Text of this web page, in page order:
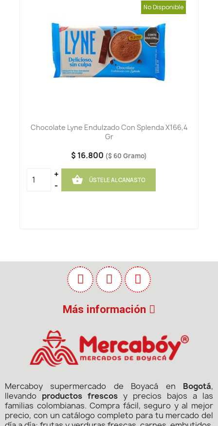
Chocolate Lyne Endulzado Con Splenda X166,4
Gr
$ 16.800 ($ 60 Gramo)
+
-
 ÚSTELE AL CANASTO
No Disponible
Más información
Mercaboy supermercado de Boyacá en Bogotá,
llevando productos frescos y precios bajos a las
familias colombianas. Compra fácil, seguro y al mejor
precio, con un catálogo completo para tu mercado del